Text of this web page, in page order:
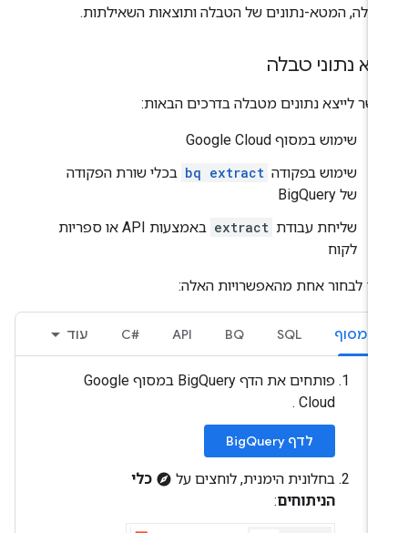
המטא-נתונים של הטבלה ותוצאות השאילתות.
נתוני טבלה
לייצא נתונים מטבלה בדרכים הבאות:
שימוש במסוף Google Cloud
שימוש בפקודה bq extract בכלי שורת הפקודה
שליחת עבודת extract
באמצעות API או ספריות
לקוח
לבחור אחת מהאפשרויות האלה:
המסוף
פותחים את הדף BigQuery במסוף Google
Cloud .
לדף BigQuery
בחלונית הימנית, לוחצים עלexplore כלי
הניתוחים: